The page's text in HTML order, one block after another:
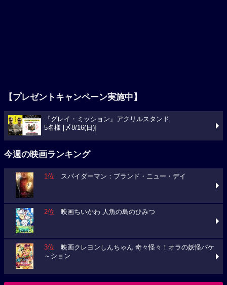
【プレゼントキャンペーン実施中】
『グレイ・ミッション』アクリルスタンド
5名様 [〆8/16(日)]
今週の映画ランキング
1位 スパイダーマン：ブランド・ニュー・デイ
2位 映画ちいかわ 人魚の島のひみつ
3位 映画クレヨンしんちゃん 奇々怪々！オラの妖怪バケ
～ション